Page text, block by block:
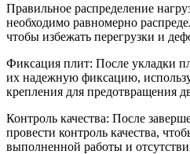
Правильное распределение
необходимо равномерно
чтобы избежать перегрузки и
Фиксация плит: После укладки
их надежную фиксацию,
крепления для предотвращения
Контроль качества: После
провести контроль качества,
выполненной работы и